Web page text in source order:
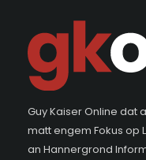
Guy Kaiser Online dat
matt engem Fokus op
an Hannergrond